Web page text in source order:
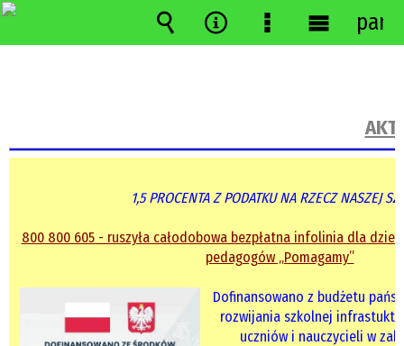
1,5 PROCENTA Z PODATKU NA RZECZ NASZEJ
800 800 605 - ruszyła całodobowa bezpłatna infolinia dla
pedagogów „Pomagamy”
Dofinansowano z budżetu
rozwijania szkolnej
uczniów i nauczycieli w
Wyszukiwarka
Narzędzia
MenuMenu